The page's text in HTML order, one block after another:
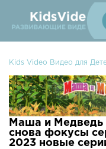
Kids Video Видео для
Маша и
снова фокусы
2023 новые